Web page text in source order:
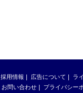
採用情報 広告について ラ
お問い合わせ プライバシー